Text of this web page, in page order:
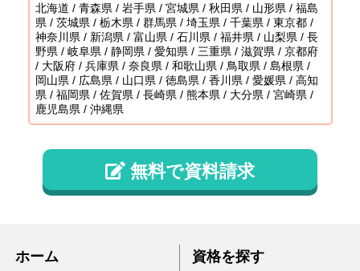
北海道 / 青森県 / 岩手県 / 宮城県 / 秋田県 / 山形県 / 福島
県 / 茨城県 / 栃木県 / 群馬県 / 埼玉県 / 千葉県 / 東京都 /
神奈川県 / 新潟県 / 富山県 / 石川県 / 福井県 / 山梨県 / 長
野県 / 岐阜県 / 静岡県 / 愛知県 / 三重県 / 滋賀県 / 京都府
/ 大阪府 / 兵庫県 / 奈良県 / 和歌山県 / 鳥取県 / 島根県 /
岡山県 / 広島県 / 山口県 / 徳島県 / 香川県 / 愛媛県 / 高知
県 / 福岡県 / 佐賀県 / 長崎県 / 熊本県 / 大分県 / 宮崎県 /
鹿児島県 / 沖縄県
無料で資料請求
ホーム 資格を探す